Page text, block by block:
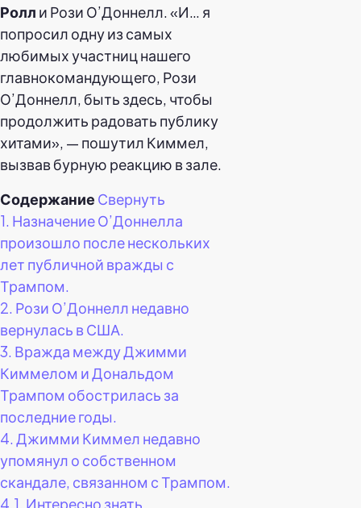
Ролл и Рози О’Доннелл. «И… я
попросил одну из самых
любимых участниц нашего
главнокомандующего, Рози
О’Доннелл, быть здесь, чтобы
продолжить радовать публику
хитами», — пошутил Киммел,
вызвав бурную реакцию в зале.
Содержание Свернуть
1. Назначение О’Доннелла
произошло после нескольких
лет публичной вражды с
Трампом.
2. Рози О’Доннелл недавно
вернулась в США.
3. Вражда между Джимми
Киммелом и Дональдом
Трампом обострилась за
последние годы.
4. Джимми Киммел недавно
упомянул о собственном
скандале, связанном с Трампом.
4.1. Интересно знать